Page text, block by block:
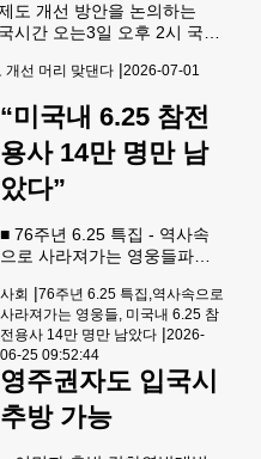
벌하겠다”며 단속 강화를 예고
했다. 연방 검찰과 이민서비스
적의 송정훈(49)씨는 비자 사
기 혐의에 대해 유죄를 인정했
으며, 괌 연방지방법원은 그에
게 1년의 집행유예와 500달러
의 벌금, 100달러의 특별부과
금을 선고했다. 법원은 또한 송
도 개선 방안을 논의하는
시간 오는3일 오후 2시 국회
’을 주제로 한 이번 포럼은
안정과 법적 지위 향상을
다. 박경태 성공회대 사회융
는 제1세션에서는 ‘동포 체
합 등 향후 동포 정책 방
류통합과장이 발
개선 머리 맞댄다 |2026-07-01
“미국내 6.25 참전
용사 14만 명만 남
았다”
■ 76주년 6.25 특집 - 역사속
으로 사라져가는 영웅들파병
용사는 ‘160명선’ 추정평균 연
령 88세 고령화 심각…정부차
원 예우·기록보존 서둘러야 올
해로 76주년을 맞은 6.25전쟁.
한국의 자유와 평화를 위해 싸
웠던 영웅들이 역사 속으로 쓸
쓸히 사라지고 있다.본보가 연
사회 |76주년 6.25 특집,역사속으로
사라져가는 영웅들, 미국내 6.25 참
전용사 14만 명만 남았다 |2026-
06-25 09:52:44
영주권자도 입국시
추방 가능